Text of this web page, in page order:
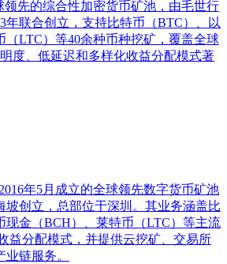
领先的综合性加密货币矿池，由毛世行
年联合创立，支持比特币（BTC）、以
（LTC）等40余种币种挖矿，覆盖全球
度、低延迟和多样化收益分配模式著
年5月成立的全球领先数字货币矿池
坡创立，总部位于深圳。其业务涵盖比
现金（BCH）、莱特币（LTC）等主流
益分配模式，并提供云挖矿、交易所
链服务。